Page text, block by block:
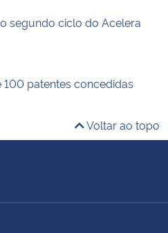
segundo ciclo do Acelera
100 patentes concedidas
Voltar ao topo